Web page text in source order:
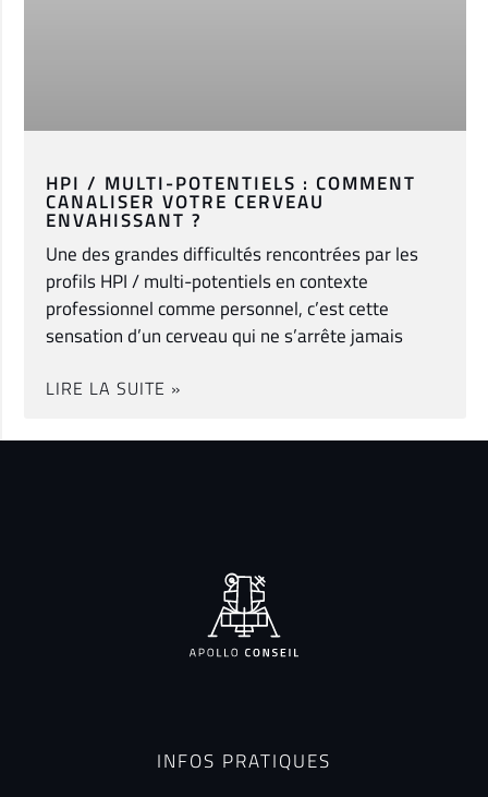
HPI / MULTI-POTENTIELS : COMMENT
CANALISER VOTRE CERVEAU
ENVAHISSANT ?
Une des grandes difficultés rencontrées par les
profils HPI / multi-potentiels en contexte
professionnel comme personnel, c’est cette
sensation d’un cerveau qui ne s’arrête jamais
LIRE LA SUITE »
INFOS PRATIQUES